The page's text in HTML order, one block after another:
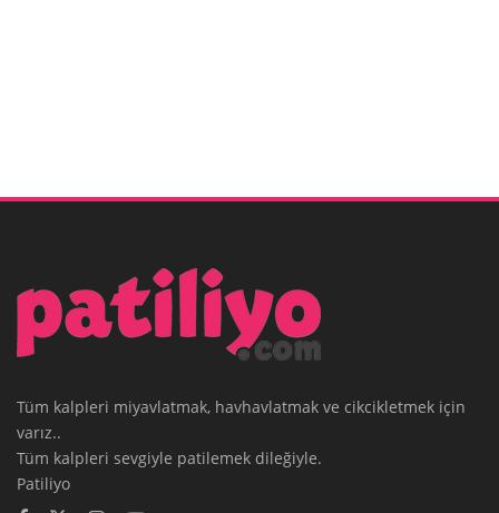
Tüm kalpleri miyavlatmak, havhavlatmak ve cikcikletmek için
varız..
Tüm kalpleri sevgiyle patilemek dileğiyle.
Patiliyo